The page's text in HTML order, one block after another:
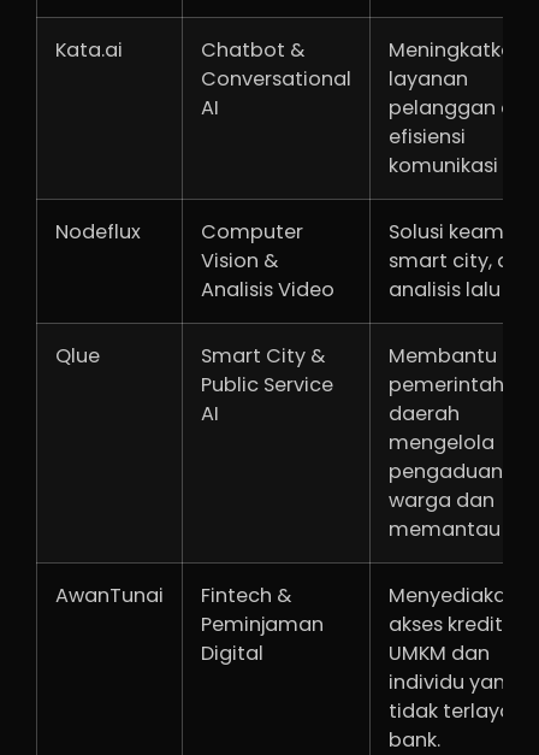
Kata.ai
Chatbot &
Conversational
AI
Meningkatkan
layanan
pelanggan dan
efisiensi
komunikasi
Nodeflux
Computer
Vision &
Analisis Video
Solusi
smart city, dan
analisis lalu
Qlue
Smart City &
Public Service
AI
Membantu
pemerintah
daerah
mengelola
pengaduan
warga dan
memantau
AwanTunai
Fintech &
Peminjaman
Digital
Menyediakan
akses kredit
UMKM dan
individu yang
tidak terlayani
bank.